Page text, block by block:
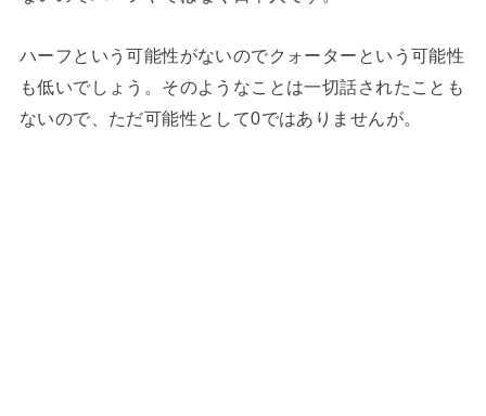
ハーフという可能性がないのでクォーターという可能性
も低いでしょう。そのようなことは一切話されたことも
ないので、ただ可能性として0ではありませんが。